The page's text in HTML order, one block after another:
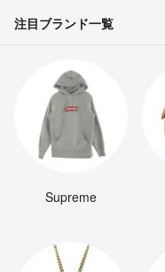
注目ブランド一覧
Supreme